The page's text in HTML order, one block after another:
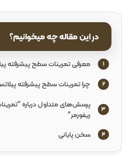
در این مقاله چه میخوانیم؟
1 معرفی تمرینات سطح پیشرفته
2 چرا تمرینات سطح پیشرفته
3
پرسش‌های متداول درباره
ریفورمر”
4 سخن پایانی